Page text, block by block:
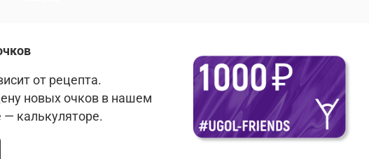
от рецепта.
новых очков в нашем
— калькуляторе.